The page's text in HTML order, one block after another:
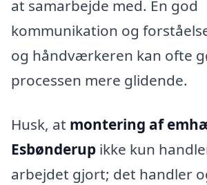
at samarbejde med. En god
kommunikation og
og håndværkeren kan ofte
processen mere glidende.
Husk, at montering af
Esbønderup ikke kun
arbejdet gjort; det handler